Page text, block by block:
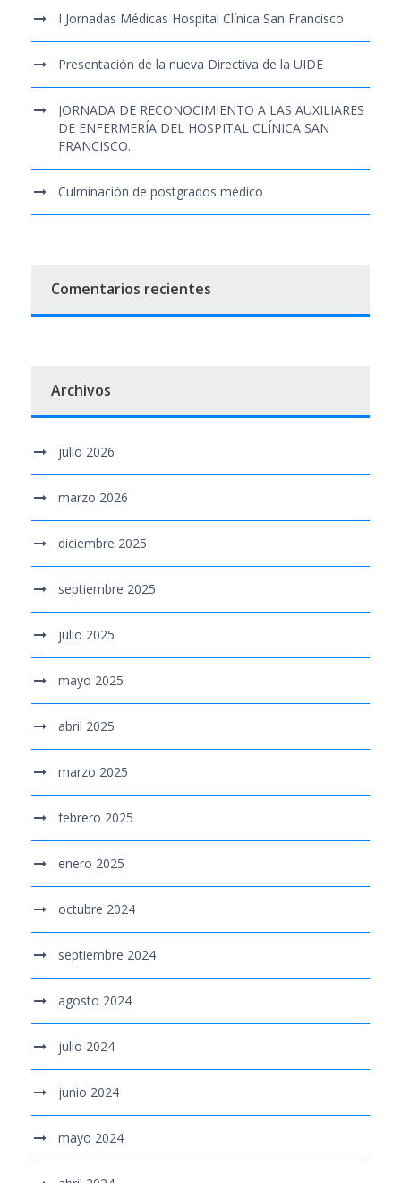
I Jornadas Médicas Hospital Clínica San Francisco
Presentación de la nueva Directiva de la UIDE
JORNADA DE RECONOCIMIENTO A LAS AUXILIARES
DE ENFERMERÍA DEL HOSPITAL CLÍNICA SAN
FRANCISCO.
Culminación de postgrados médico
Comentarios recientes
Archivos
julio 2026
marzo 2026
diciembre 2025
septiembre 2025
julio 2025
mayo 2025
abril 2025
marzo 2025
febrero 2025
enero 2025
octubre 2024
septiembre 2024
agosto 2024
julio 2024
junio 2024
mayo 2024